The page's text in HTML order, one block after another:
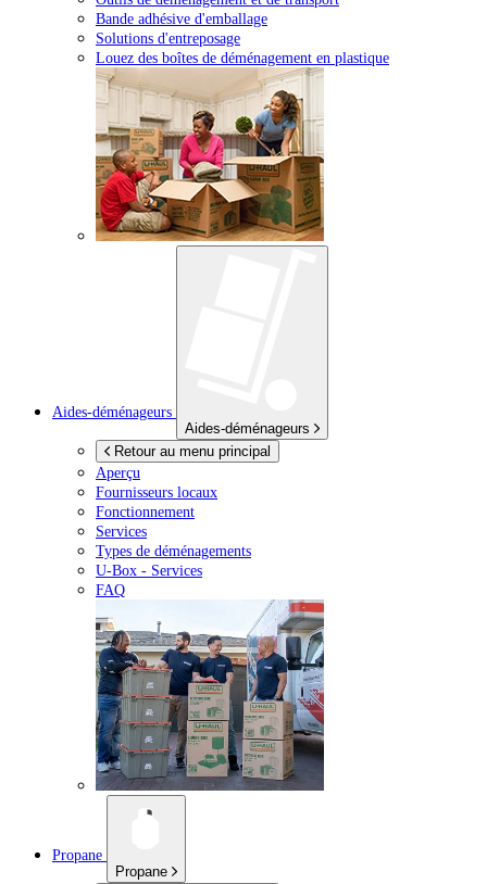
Bande adhésive d'emballage
Solutions d'entreposage
Louez des boîtes de déménagement en plastique
Aides-déménageurs
Aides-déménageurs
Retour au menu principal
Aperçu
Fournisseurs locaux
Fonctionnement
Services
Types de déménagements
U-Box - Services
FAQ
Propane
Propane